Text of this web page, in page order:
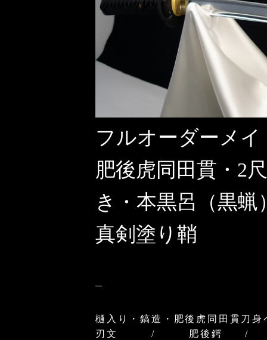
フルオーダーメ
肥後虎同田貫・2
き・本黒呂（黒蝋
真剣塗り鞘
樋入り・鎬造・肥後虎同田貫
刃文 / 肥後鍔 / 柄